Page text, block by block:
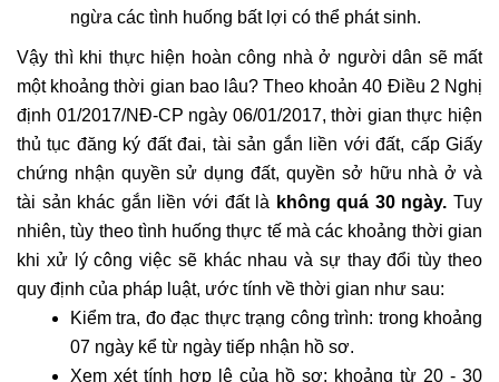
ngừa các tình huống bất lợi có thể phát sinh.
Vậy thì khi thực hiện hoàn công nhà ở người dân sẽ mất
một khoảng thời gian bao lâu? Theo khoản 40 Điều 2 Nghị
định 01/2017/NĐ-CP ngày 06/01/2017, thời gian thực hiện
thủ tục đăng ký đất đai, tài sản gắn liền với đất, cấp Giấy
chứng nhận quyền sử dụng đất, quyền sở hữu nhà ở và
tài sản khác gắn liền với đất là không quá 30 ngày.Tuy
nhiên, tùy theo tình huống thực tế mà các khoảng thời gian
khi xử lý công việc sẽ khác nhau và sự thay đổi tùy theo
quy định của pháp luật, ước tính về thời gian như sau:
Kiểm tra, đo đạc thực trạng công trình: trong khoảng
07 ngày kể từ ngày tiếp nhận hồ sơ.
Xem xét tính hợp lệ của hồ sơ: khoảng từ 20 - 30